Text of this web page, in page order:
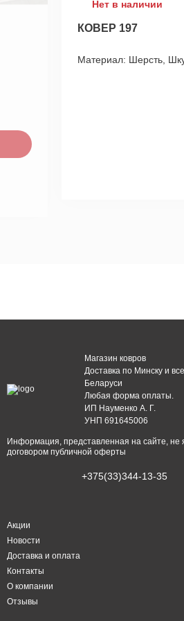
Нет в наличии
КОВЕР 197
Материал: Шерсть,
Магазин ковров
Доставка по Минску и
Беларуси
Любая форма оплаты.
ИП Науменко А. Г.
УНП 691645006
Информация, представленная на сайте, не
договором публичной оферты
+375(33)344-13-35
Акции
Новости
Доставка и оплата
Контакты
О компании
Отзывы